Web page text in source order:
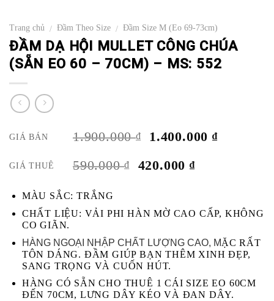
Trang chủ / Đầm Theo Size / Đầm Size M (Eo 69-73cm)
ĐẦM DẠ HỘI MULLET CÔNG CHÚA
(SẴN EO 60 – 70CM) – MS: 552
GIÁ BÁN 1.900.000₫
GIÁ
LÀ:
1.900.000 ₫.
1.400.000₫GIÁ
GIÁ THUÊ 590.000₫
GIÁ
420.000 ₫GIÁ
LÀ:
420.000 ₫.
MÀU SẮC: TRẮNG
CHẤT LIỆU: VẢI PHI HÀN MỜ CAO CẤP, KHÔNG
CO GIÃN.
HÀNG NGOẠI NHẬP CHẤT LƯỢNG CAO, MẶC RẤT
TÔN DÁNG. ĐẦM GIÚP BẠN THÊM XINH ĐẸP,
SANG TRỌNG VÀ CUỐN HÚT.
HÀNG CÓ SẴN CHO THUÊ 1 CÁI SIZE EO 60CM
ĐẾN 70CM, LƯNG DÂY KÉO VÀ ĐAN DÂY.